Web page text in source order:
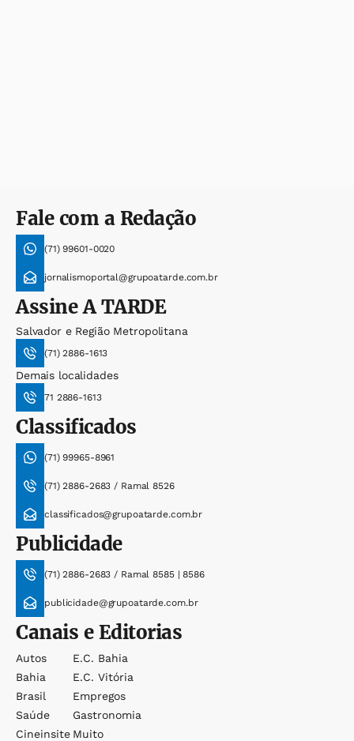
Fale com a Redação
(71) 99601-0020
jornalismoportal@grupoatarde.com.br
AssineA TARDE
Salvador e Região Metropolitana
(71) 2886-1613
Demais localidades
71 2886-1613
Classificados
(71) 99965-8961
(71) 2886-2683 / Ramal 8526
classificados@grupoatarde.com.br
Publicidade
(71) 2886-2683 / Ramal 8585 | 8586
publicidade@grupoatarde.com.br
Canais e Editorias
Autos
Bahia
Brasil
Saúde
Cineinsite
E.c. Bahia
E.c. Vitória
Empregos
Gastronomia
Muito